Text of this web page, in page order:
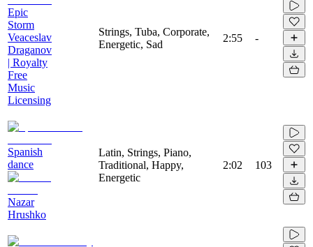
Epic
Storm
Veaceslav
Draganov
| Royalty
Free
Music
Licensing
Strings, Tuba, Corporate,
Energetic, Sad
2:55 -
Spanish
dance
Nazar
Hrushko
Latin, Strings, Piano,
Traditional, Happy,
Energetic
2:02 103